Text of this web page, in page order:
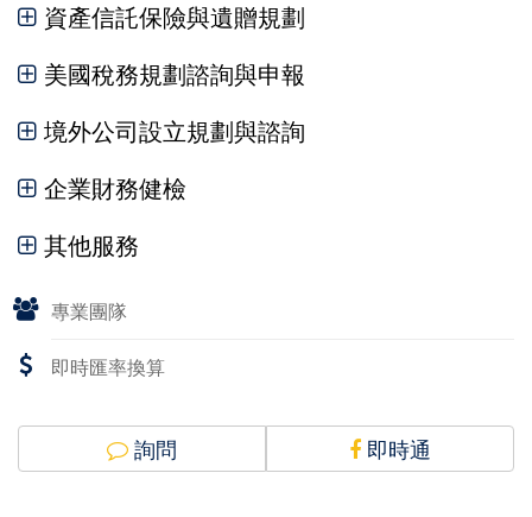
資產信託保險與遺贈規劃
美國稅務規劃諮詢與申報
境外公司設立規劃與諮詢
企業財務健檢
其他服務
專業團隊
即時匯率換算
詢問 即時通